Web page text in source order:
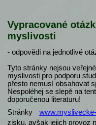
Vypracované
myslivosti
- odpovědi na jednotlivé
Tyto stránky nejsou
myslivosti pro podporu
přesto nemusí obsahovat
Nespoléhej se slepě na
doporučenou literaturu!
Stránky
zisku, avšak jejich provoz